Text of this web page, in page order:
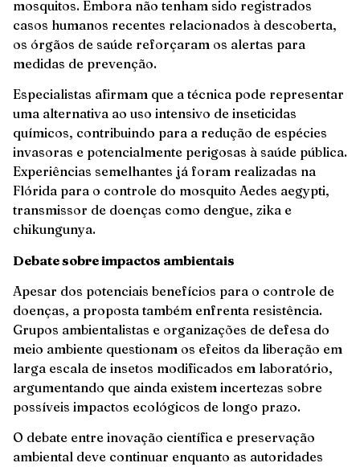
mosquitos. Embora não tenham sido registrados
casos humanos recentes relacionados à descoberta,
os órgãos de saúde reforçaram os alertas para
medidas de prevenção.
Especialistas afirmam que a técnica pode representar
uma alternativa ao uso intensivo de inseticidas
químicos, contribuindo para a redução de espécies
invasoras e potencialmente perigosas à saúde pública.
Experiências semelhantes já foram realizadas na
Flórida para o controle do mosquito Aedes aegypti,
transmissor de doenças como dengue, zika e
chikungunya.
Debate sobre impactos ambientais
Apesar dos potenciais benefícios para o controle de
doenças, a proposta também enfrenta resistência.
Grupos ambientalistas e organizações de defesa do
meio ambiente questionam os efeitos da liberação em
larga escala de insetos modificados em laboratório,
argumentando que ainda existem incertezas sobre
possíveis impactos ecológicos de longo prazo.
O debate entre inovação científica e preservação
ambiental deve continuar enquanto as autoridades